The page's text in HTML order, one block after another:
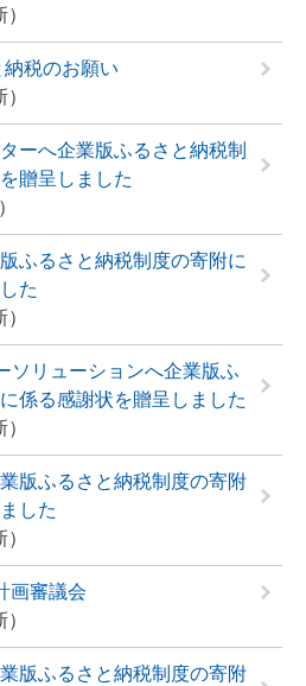
税のお願い
ーへ企業版ふるさと納税制
贈呈しました
ふるさと納税制度の寄附に
た
ソリューションへ企業版ふ
係る感謝状を贈呈しました
版ふるさと納税制度の寄附
した
画審議会
版ふるさと納税制度の寄附